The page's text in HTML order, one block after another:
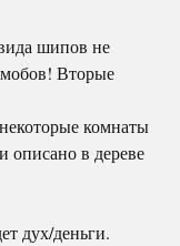
шипов не
Вторые
комнаты
описано в дереве
дух/деньги.